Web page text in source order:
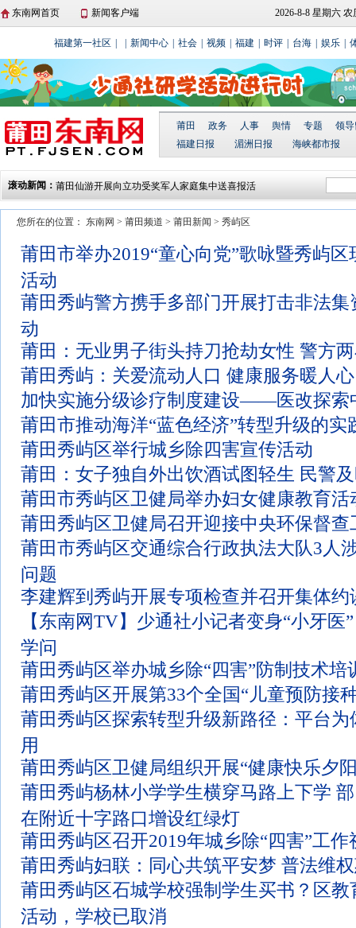
东南网首页 新闻客户端 2026-8-8 星期六
福建第一社区 新闻中心 社会 视频 福建 时评 台海 娱乐
莆田 政务 人事 舆情 专题
领
福建日报
湄洲日报 海峡都市报
滚动新闻： 莆田仙游开展向立功受奖军人家庭集中送喜报活
动
北岸莆禧古城：爬刀梯闹元宵 散铜钱祈平安
城厢区东海镇开展“文化进万家 春联送厝边”活动
您所在的位置： 东南网 > 莆田频道 > 莆田新闻 > 秀屿区
莆田市举办2019“童心向党”歌咏暨秀屿
活动
莆田秀屿警方携手多部门开展打击非法集
动
莆田：无业男子街头持刀抢劫女性 警方
莆田秀屿：关爱流动人口 健康服务暖人心
加快实施分级诊疗制度建设——医改探索
莆田市推动海洋“蓝色经济”转型升级的实
莆田秀屿区举行城乡除四害宣传活动
莆田：女子独自外出饮酒试图轻生 民警
莆田市秀屿区卫健局举办妇女健康教育活
莆田秀屿区卫健局召开迎接中央环保督查
莆田市秀屿区交通综合行政执法大队3人
问题
李建辉到秀屿开展专项检查并召开集体约
【东南网TV】少通社小记者变身“小牙医
学问
莆田秀屿区举办城乡除“四害”防制技术培
莆田秀屿区开展第33个全国“儿童预防接
莆田秀屿区探索转型升级新路径：平台为
用
莆田秀屿区卫健局组织开展“健康快乐夕
莆田秀屿杨林小学学生横穿马路上下学
在附近十字路口增设红绿灯
莆田秀屿区召开2019年城乡除“四害”工作
莆田秀屿妇联：同心共筑平安梦 普法维
莆田秀屿区石城学校强制学生买书？区教
活动，学校已取消